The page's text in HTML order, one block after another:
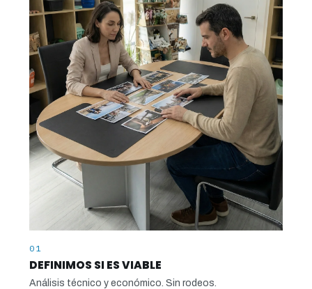
01
DEFINIMOS SI ES VIABLE
Análisis técnico y económico. Sin rodeos.